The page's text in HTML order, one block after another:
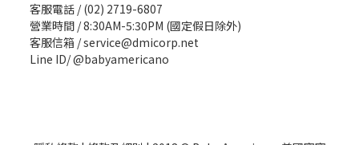
客服電話 / (02) 2719-6807
營業時間 / 8:30AM-5:30PM (國定假日除外)
客服信箱 / service@dmicorp.net
Line ID/ @babyamericano